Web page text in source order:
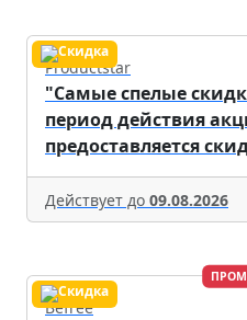
Productstar
"Самые спелые
период действия
предоставляется
Действует до 09.08.2026
Befree